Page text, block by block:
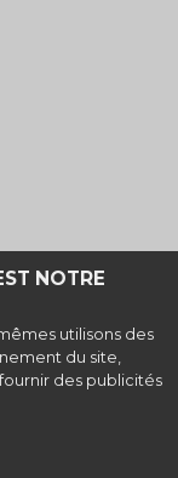
NOTRE
utilisons des
du site,
des publicités